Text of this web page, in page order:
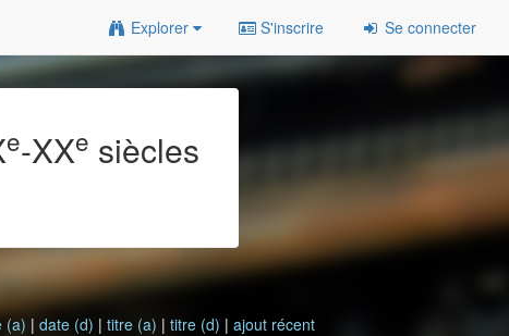
Explorer S'inscrire Se connecter
e-XXe siècles
(a) |date (d) |titre (a) |titre (d) |ajout récent